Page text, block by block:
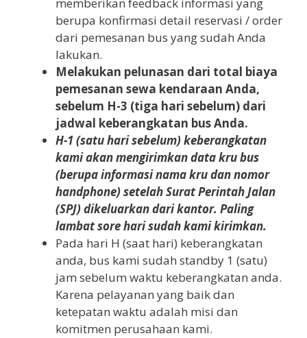
memberikan feedback informasi yang
berupa konfirmasi detail reservasi / order
dari pemesanan bus yang sudah Anda
lakukan.
Melakukan pelunasan dari total biaya
pemesanan sewa kendaraan Anda,
sebelum H-3 (tiga hari sebelum) dari
jadwal keberangkatan bus Anda.
H-1 (satu hari sebelum) keberangkatan
kami akan mengirimkan data kru bus
(berupa informasi nama kru dan nomor
handphone) setelah Surat Perintah Jalan
(SPJ) dikeluarkan dari kantor. Paling
lambat sore hari sudah kami kirimkan.
Pada hari H (saat hari) keberangkatan
anda, bus kami sudah standby 1 (satu)
jam sebelum waktu keberangkatan anda.
Karena pelayanan yang baik dan
ketepatan waktu adalah misi dan
komitmen perusahaan kami.